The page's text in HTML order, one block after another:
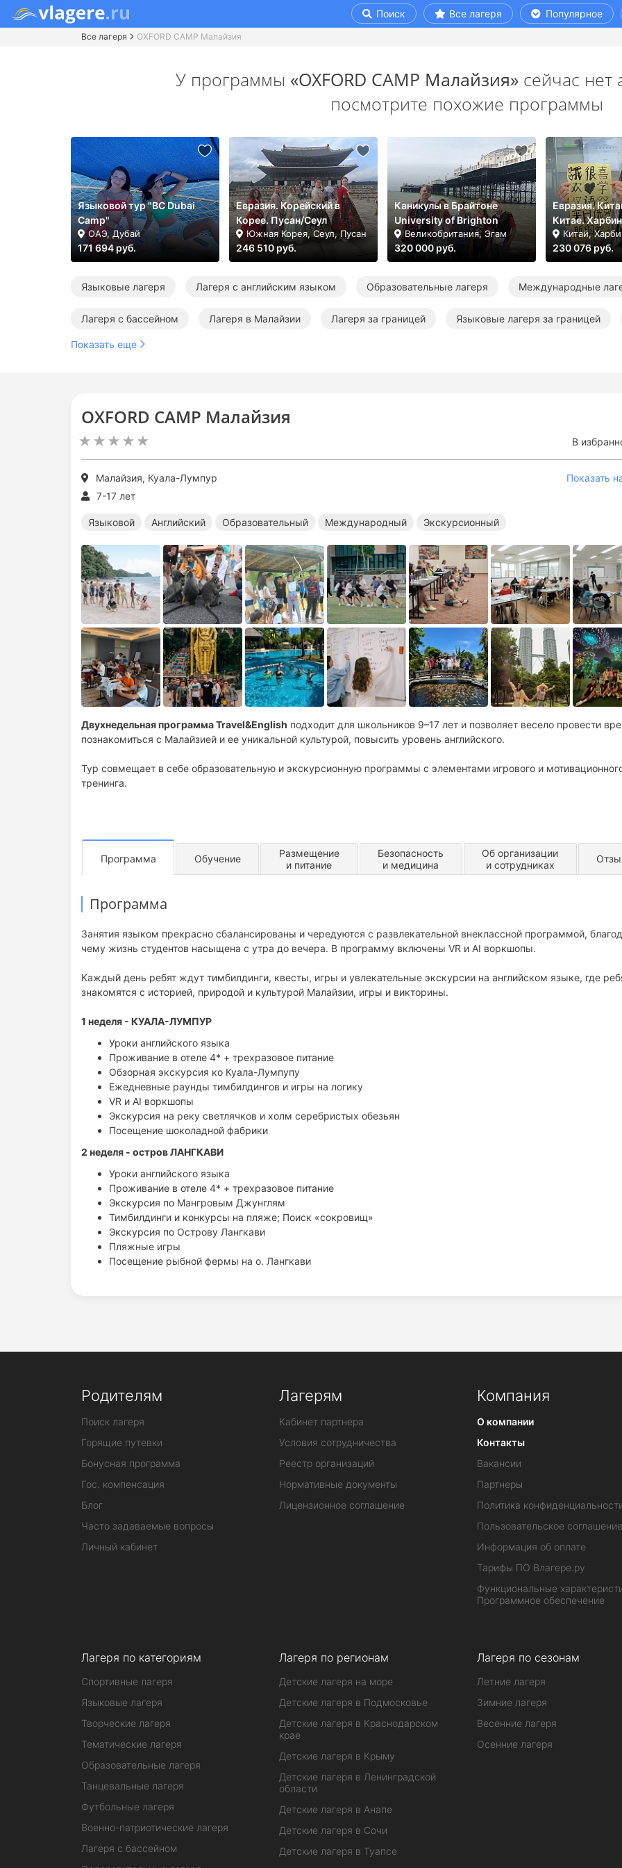
Поиск Все лагеря Популярное
Все лагеря OXFORD CAMP Малайзия
OXFORD CAMP Малайзия
В
Малайзия, Куала-Лумпур
Показать
7-17 лет
Языковой Английский Образовательный Международный Экскурсионный
Двухнедельная программа Travel&English подходит для школьников 9–17 лет и позволяет весело провести
познакомиться с Малайзией и ее уникальной культурой, повысить уровень английского.
Тур совмещает в себе образовательную и экскурсионную программы с элементами игрового и
тренинга.
Программа Обучение
Размещение
и питание
Безопасность
и медицина
Об организации
и сотрудниках
Программа
Занятия языком прекрасно сбалансированы и чередуются с развлекательной внеклассной программой,
чему жизнь студентов насыщена с утра до вечера. В программу включены VR и AI воркшопы.
Каждый день ребят ждут тимбилдинги, квесты, игры и увлекательные экскурсии на английском языке, где
знакомятся с историей, природой и культурой Малайзии, игры и викторины.
1 неделя - КУАЛА-ЛУМПУР
Уроки английского языка
Проживание в отеле 4* + трехразовое питание
Обзорная экскурсия ко Куала-Лумпупу
Ежедневные раунды тимбилдингов и игры на логику
VR и AI воркшопы
Экскурсия на реку светлячков и холм серебристых обезьян
Посещение шоколадной фабрики
2 неделя - остров ЛАНГКАВИ
Уроки английского языка
Проживание в отеле 4* + трехразовое питание
Экскурсия по Мангровым Джунглям
Тимбилдинги и конкурсы на пляже; Поиск «сокровищ»
Экскурсия по Острову Лангкави
Пляжные игры
Посещение рыбной фермы на о. Лангкави
У программы «OXFORD CAMP Малайзия» сейчас нет
посмотрите похожие программы
Языковой тур "BC Dubai
Camp"
ОАЭ, Дубай
171 694 руб.
Евразия. Корейский в
Корее. Пусан/Сеул
Южная Корея, Сеул, Пусан
246 510 руб.
Каникулы в Брайтоне
University of Brighton
Великобритания, Эгам
320 000 руб.
Евразия.
Китае. Харбин
Китай,
230 076 руб.
Языковые лагеря Лагеря с английским языком Образовательные лагеря Международные
Лагеря с бассейном Лагеря в Малайзии Лагеря за границей Языковые лагеря за границей
Образовательные лагеря за границей
Показать еще
Родителям
Поиск лагеря
Горящие путевки
Бонусная программа
Гос. компенсация
Блог
Часто задаваемые вопросы
Личный кабинет
Лагерям
Кабинет партнера
Условия сотрудничества
Реестр организаций
Нормативные документы
Лицензионное соглашение
Компания
О компании
Контакты
Вакансии
Партнеры
Политика
Пользовательское соглашение
Информация об оплате
Тарифы ПО Влагере.ру
Функциональные
Программное обеспечение
Лагеря по категориям
Спортивные лагеря
Языковые лагеря
Творческие лагеря
Тематические лагеря
Образовательные лагеря
Танцевальные лагеря
Футбольные лагеря
Военно-патриотические лагеря
Лагеря с бассейном
Лагеря по регионам
Детские лагеря на море
Детские лагеря в Подмосковье
Детские лагеря в Краснодарском
крае
Детские лагеря в Крыму
Детские лагеря в Ленинградской
области
Детские лагеря в Анапе
Детские лагеря в Сочи
Детские лагеря в Туапсе
Лагеря по сезонам
Летние лагеря
Зимние лагеря
Весенние лагеря
Осенние лагеря